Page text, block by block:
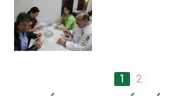
1 2